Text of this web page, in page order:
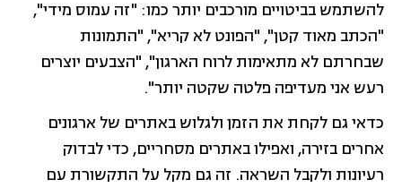
להשתמש בביטויים מורכבים יותר כמו: "זה עמוס מידי",
"הכתב מאוד קטן", "הפונט לא קריא", "התמונות
שבחרתם לא מתאימות לרוח הארגון", "הצבעים יוצרים
רעש אני מעדיפה פלטה שקטה יותר".
כדאי גם לקחת את הזמן ולגלוש באתרים של ארגונים
אחרים בזירה, ואפילו באתרים מסחריים, כדי לבדוק
רעיונות ולקבל השראה. זה גם מקל על התקשורת עם